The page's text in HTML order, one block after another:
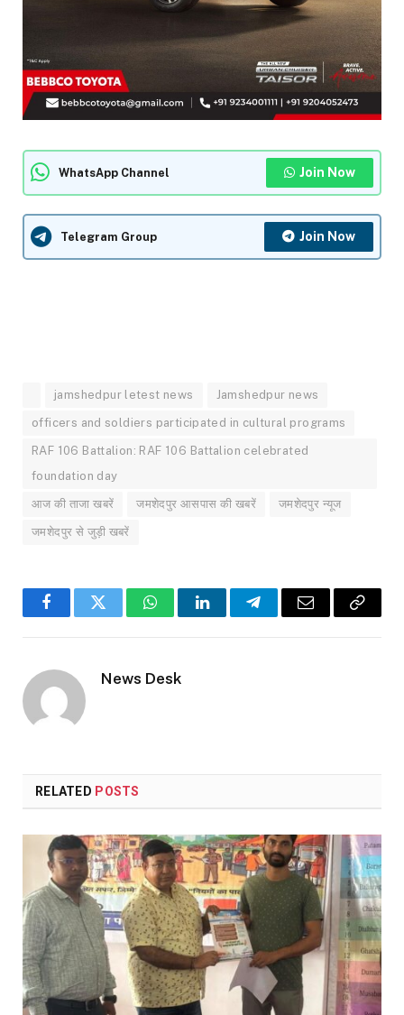
WhatsApp Channel Join Now
Telegram Group Join Now
jamshedpur letest news Jamshedpur news
officers and soldiers participated in cultural programs
RAF 106 Battalion: RAF 106 Battalion celebrated
foundation day
आज की ताजा खबरें जमशेदपुर आसपास की खबरें जमशेदपुर न्यूज
जमशेदपुर से जुड़ी खबरें
FacebookTwitter WhatsAppLinkedInTelegramEmail
Copy
News Desk
RELATED POSTS